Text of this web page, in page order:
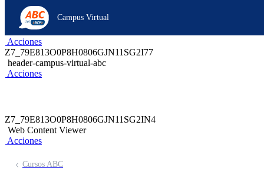
Z6_79E813O0P8H0806GJN11SG2I70
Z7_8ILI09412PHG80659JUM0KE0F5
Web Content Viewer
Acciones
Z7_79E813O0P8H0806GJN11SG2I77
header-campus-virtual-abc
Acciones
Campus Virtual
Z7_79E813O0P8H0806GJN11SG2IN4
Web Content Viewer
Acciones
Cursos ABC